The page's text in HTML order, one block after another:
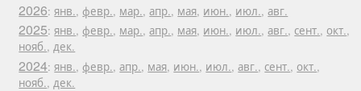
2026:янв., февр., мар.,апр., мая, июн., июл.,авг.
2025:янв., февр., мар.,апр., мая, июн., июл.,авг., сент., окт.,
нояб.,дек.
2024:янв., февр.,апр., мая, июн., июл.,авг., сент., окт.,
нояб.,дек.